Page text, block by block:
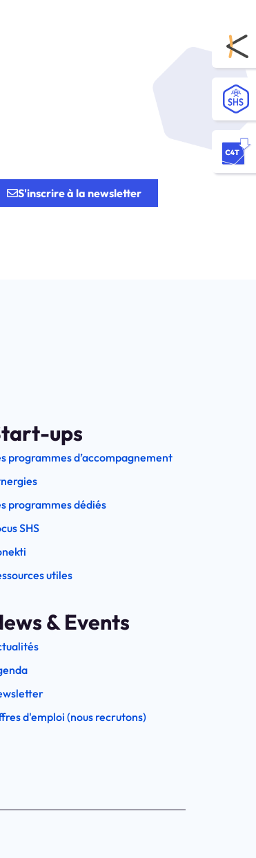
S'inscrire à la newsletter
ups
programmes d’accompagnement
programmes dédiés
SHS
utiles
& Events
d'emploi (nous recrutons)